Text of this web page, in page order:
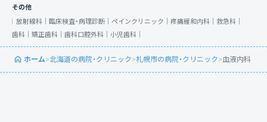
その他
放射線科｜ 臨床検査・病理診断｜ ペインクリニック｜ 疼痛緩和内科｜ 救急科｜
歯科｜ 矯正歯科｜ 歯科口腔外科｜ 小児歯科｜
ホーム>北海道の病院・クリニック>札幌市の病院・クリニック>血液内科